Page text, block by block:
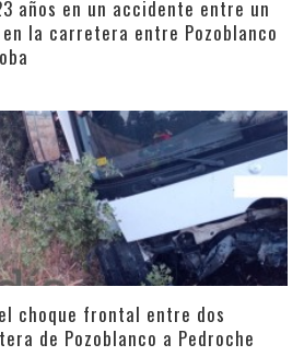
años en un accidente entre un
la carretera entre Pozoblanco
choque frontal entre dos
de Pozoblanco a Pedroche